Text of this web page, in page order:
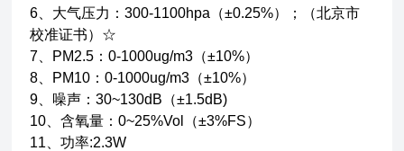
6、大气压力：300-1100hpa（±0.25%）；（北京市
校准证书）☆
7、PM2.5：0-1000ug/m3（±10%）
8、PM10：0-1000ug/m3（±10%）
9、噪声：30~130dB（±1.5dB)
10、含氧量：0~25%Vol（±3%FS）
11、功率:2.3W